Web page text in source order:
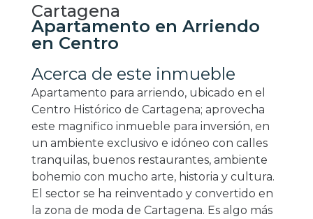
Cartagena
Apartamento en Arriendo
en Centro
Acerca de este inmueble
Apartamento para arriendo, ubicado en el
Centro Histórico de Cartagena; aprovecha
este magnifico inmueble para inversión, en
un ambiente exclusivo e idóneo con calles
tranquilas, buenos restaurantes, ambiente
bohemio con mucho arte, historia y cultura.
El sector se ha reinventado y convertido en
la zona de moda de Cartagena. Es algo más